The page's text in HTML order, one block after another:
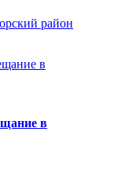
район
в